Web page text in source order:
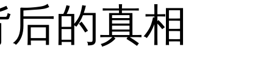
后的真相